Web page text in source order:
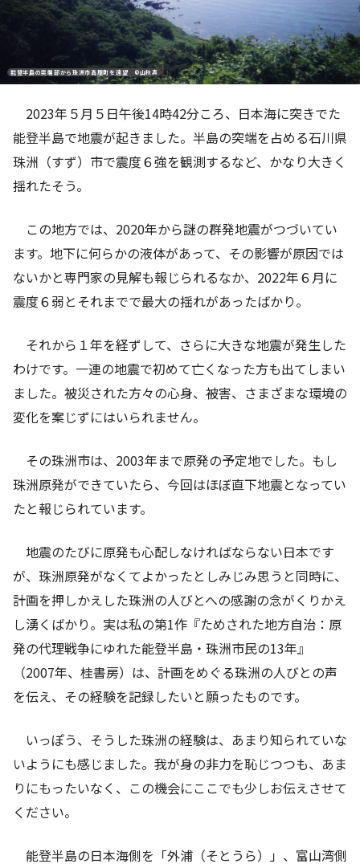
能登半島の突端部から珠洲市高屋町を遠望 ©山秋真
2023年５月５日午後14時42分ころ、日本海に突きでた
能登半島で地震が起きました。半島の突端を占める石川県
珠洲（すず）市で震度６強を観測するなど、かなり大きく
揺れたそう。
この地方では、2020年から謎の群発地震がつづいてい
ます。地下に何らかの液体があって、その影響が原因では
ないかと専門家の見解も報じられるなか、2022年６月に
震度６弱とそれまでで最大の揺れがあったばかり。
それから１年を経ずして、さらに大きな地震が発生した
わけです。一連の地震で初めて亡くなった方も出てしまい
ました。被災された方々の心身、被害、さまざまな環境の
変化を案じずにはいられません。
その珠洲市は、2003年まで原発の予定地でした。もし
珠洲原発ができていたら、今回はほぼ直下地震となってい
たと報じられています。
地震のたびに原発も心配しなければならない日本です
が、珠洲原発がなくてよかったとしみじみ思うと同時に、
計画を押しかえした珠洲の人びとへの感謝の念がくりかえ
し湧くばかり。実は私の第1作『ためされた地方自治：原
発の代理戦争にゆれた能登半島・珠洲市民の13年』
（2007年、桂書房）は、計画をめぐる珠洲の人びとの声
を伝え、その経験を記録したいと願ったものです。
いっぽう、そうした珠洲の経験は、あまり知られていな
いようにも感じました。我が身の非力を恥じつつも、あま
りにもったいなく、この機会にここでも少しお伝えさせて
ください。
能登半島の日本海側を「外浦（そとうら）」、富山湾側